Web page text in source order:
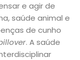
e agir de
saúde animal e
de cunho
. A saúde